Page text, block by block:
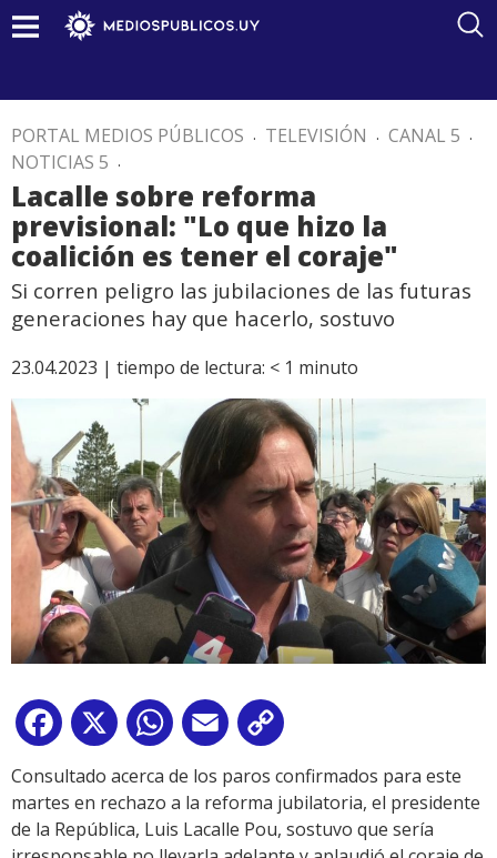
PORTAL MEDIOS PÚBLICOS . TELEVISIÓN . CANAL 5 .
NOTICIAS 5 .
Lacalle sobre reforma
previsional: "Lo que hizo la
coalición es tener el coraje"
Si corren peligro las jubilaciones de las futuras
generaciones hay que hacerlo, sostuvo
23.04.2023 | tiempo de lectura: < 1 minuto
Facebook
X WhatsApp
Email
Link
Consultado acerca de los paros confirmados para este
martes en rechazo a la reforma jubilatoria, el presidente
de la República, Luis Lacalle Pou, sostuvo que sería